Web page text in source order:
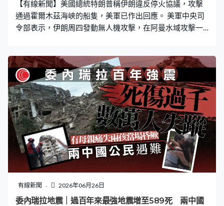
【有線新聞】美國總統特朗普稱伊朗違反停火協議，攻擊
通過霍爾木茲海峽的船隻，美軍已作出回應。 美軍中央司
令部表示，伊朗周四發動無人機攻擊，在阿曼水域攻擊一
達站。特朗普較早前則發文，指伊朗至少發射四架無人機
攻擊通過霍爾木茲海峽的船隻，其中一架擊中一艘大型商
船的上層甲板雖然造成損毀，但船隻仍能繼續航行，另外
三架無人機則被美軍擊落。
有線新聞 2026年06月26日
委內瑞拉地震｜過百年來最強地震增至589死 兩中國